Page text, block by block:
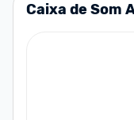
Caixa de Som